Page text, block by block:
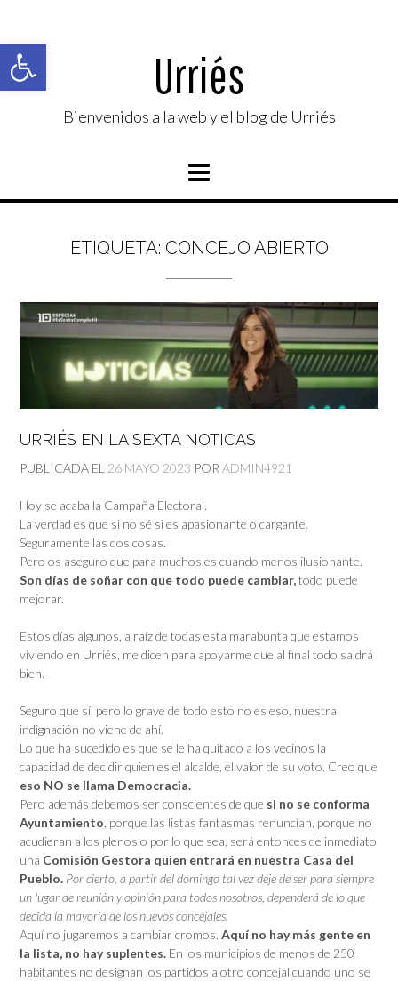
Abrir barra de herramientas
contenido
Urriés
Bienvenidos a la web y el blog de Urriés
ETIQUETA: CONCEJO ABIERTO
URRIÉS EN LA SEXTA NOTICAS
PUBLICADA EL 26 MAYO 2023 POR ADMIN4921
Hoy se acaba la Campaña Electoral.
La verdad es que si no sé si es apasionante o cargante.
Seguramente las dos cosas.
Pero os aseguro que para muchos es cuando menos ilusionante.
Son días de soñar con que todo puede cambiar,todo puede
mejorar.
Estos días algunos, a raíz de todas esta marabunta que estamos
viviendo en Urriés, me dicen para apoyarme que al final todo saldrá
bien.
Seguro que sí, pero lo grave de todo esto no es eso, nuestra
indignación no viene de ahí.
Lo que ha sucedido es que se le ha quitado a los vecinos la
capacidad de decidir quien es el alcalde, el valor de su voto. Creo que
eso NO se llama Democracia.
Pero además debemos ser conscientes de que si no se conforma
Ayuntamiento , porque las listas fantasmas renuncian, porque no
acudieran a los plenos o por lo que sea, será entonces de inmediato
una Comisión Gestora quien entrará en nuestra Casa del
Pueblo. Por cierto, a partir del domingo tal vez deje de ser para siempre
un lugar de reunión y opinión para todos nosotros, dependerá de lo que
decida la mayoría de los nuevos concejales.
Aquí no jugaremos a cambiar cromos. Aquí no hay más gente en
la lista, no hay suplentes. En los municipios de menos de 250
habitantes no designan los partidos a otro concejal cuando uno se